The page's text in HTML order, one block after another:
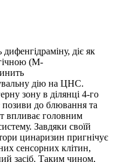
діє як
(M-
дію на ЦНС.
зону в ділянці 4-го
до блювання та
впливає головним
Завдяки своїй
цинаризин пригнічує
сенсорних клітин,
засіб. Таким чином,